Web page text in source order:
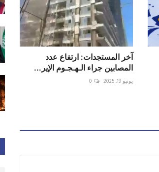
آخر المستجدات: ارتفاع عدد
المصابين جراء الـهـجـوم الإير...
يونيو 19, 2025 0